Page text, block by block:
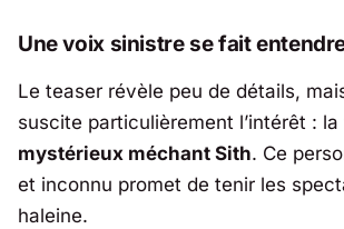
Une voix sinistre se fait
Le teaser révèle peu de détails,
suscite particulièrement l’intérêt : la
mystérieux méchant Sith. Ce
et inconnu promet de tenir les
haleine.